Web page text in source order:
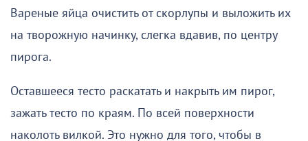
Вареные яйца очистить от скорлупы и выложить их
на творожную начинку, слегка вдавив, по центру
пирога.
Оставшееся тесто раскатать и накрыть им пирог,
зажать тесто по краям. По всей поверхности
наколоть вилкой. Это нужно для того, чтобы в